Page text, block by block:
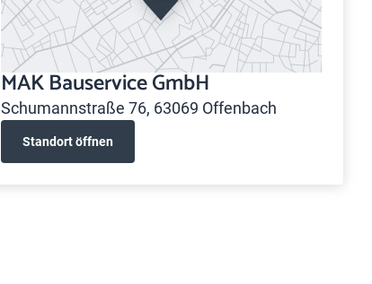
MAK Bauservice GmbH
Schumannstraße 76, 63069 Offenbach
Standort öffnen